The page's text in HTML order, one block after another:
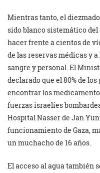
Mientras tanto, el
sido blanco sistemático
hacer frente a cientos de
de las reservas médicas y
sangre y personal. El
declarado que el 80% de
encontrar los
fuerzas israelíes
Hospital Nasser de Jan
funcionamiento de Gaza,
un muchacho de 16 años.
El acceso al agua también